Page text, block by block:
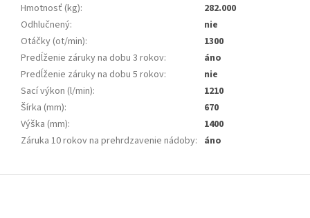
Hmotnosť (kg):
282.000
Odhlučnený:
nie
Otáčky (ot/min):
1300
Predĺženie záruky na dobu 3 rokov:
áno
Predĺženie záruky na dobu 5 rokov:
nie
Sací výkon (l/min):
1210
Šírka (mm):
670
Výška (mm):
1400
Záruka 10 rokov na prehrdzavenie nádoby: áno